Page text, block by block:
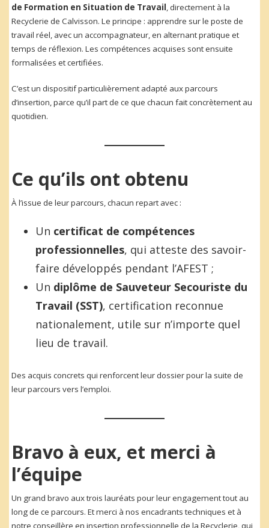
de Formation en Situation de Travail , directement à la
Recyclerie de Calvisson. Le principe : apprendre sur le poste de
travail réel, avec un accompagnateur, en alternant pratique et
temps de réflexion. Les compétences acquises sont ensuite
formalisées et certifiées.
C’est un dispositif particulièrement adapté aux parcours
d’insertion, parce qu’il part de ce que chacun fait concrètement au
quotidien.
Ce qu’ils ont obtenu
À l’issue de leur parcours, chacun repart avec :
Un certificat de compétences
professionnelles, qui atteste des savoir-
faire développés pendant l’AFEST ;
Un diplôme de Sauveteur Secouriste du
Travail (SST), certification reconnue
nationalement, utile sur n’importe quel
lieu de travail.
Des acquis concrets qui renforcent leur dossier pour la suite de
leur parcours vers l’emploi.
Bravo à eux, et merci à
l’équipe
Un grand bravo aux trois lauréats pour leur engagement tout au
long de ce parcours. Et merci à nos encadrants techniques et à
notre conseillère en insertion professionnelle de la Recyclerie, qui